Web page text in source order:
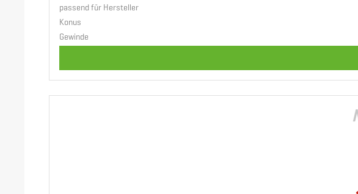
passend für Hersteller
Konus
Gewinde